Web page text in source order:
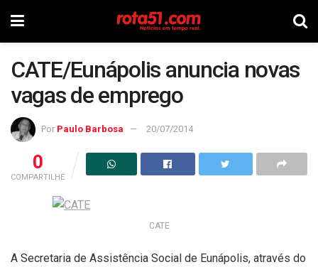
CATE/Eunápolis anuncia novas
vagas de emprego
Por Paulo Barbosa 20/07/2014
0
COMPARTILHE
CATE
A Secretaria de Assistência Social de Eunápolis, através do